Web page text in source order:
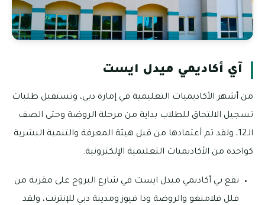
آي أكاديمي ميدل ايست
من أشهر الأكاديميات التعليمية في إمارة دبي، وتستقبل طلبات
تسجيل الالتحاق للطلاب بداية من مرحلة الروضة وحتى الصف
الـ12، ولقد تم أعتمادها من قبل هيئة المعرفة والتنمية البشرية
كواحدة من الأكاديميات التعليمية الإلكترونية.
تقع ىي أكاديمي ميدل ايست في شارع البروج على مقربة من
فلل فلامنغو والروضة وذا فيوز ومدينة دبي للإنترنت، ولقد